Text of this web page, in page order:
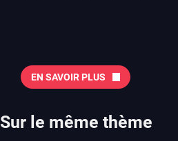
Tokon ou encore Beast of
chose d’ambitieux que Pokémon.
2026 Vous trouverez ici tous les
aussi les jeux de ce mois dans notre
EN SAVOIR PLUS
Sur le même thème